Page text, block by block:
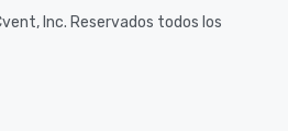
Inc. Reservados todos los